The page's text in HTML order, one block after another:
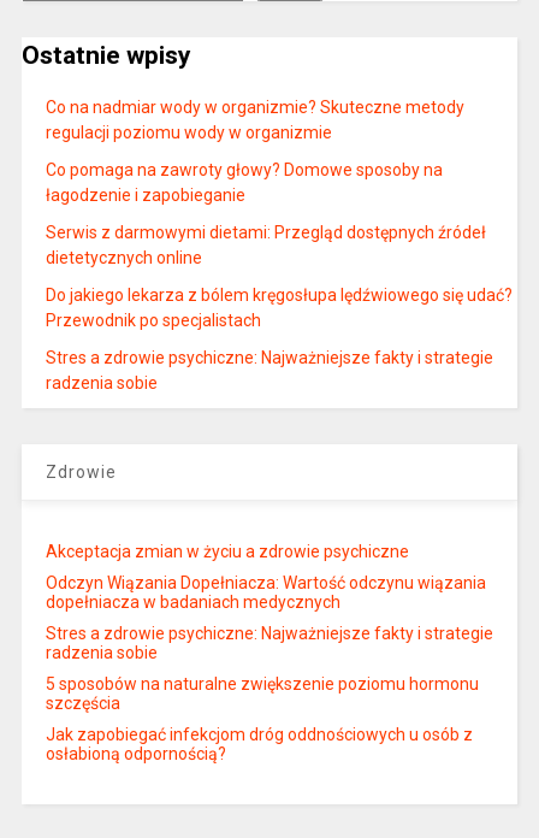
Ostatnie wpisy
Co na nadmiar wody w organizmie? Skuteczne metody
regulacji poziomu wody w organizmie
Co pomaga na zawroty głowy? Domowe sposoby na
łagodzenie i zapobieganie
Serwis z darmowymi dietami: Przegląd dostępnych źródeł
dietetycznych online
Do jakiego lekarza z bólem kręgosłupa lędźwiowego się udać?
Przewodnik po specjalistach
Stres a zdrowie psychiczne: Najważniejsze fakty i strategie
radzenia sobie
Zdrowie
Akceptacja zmian w życiu a zdrowie psychiczne
Odczyn Wiązania Dopełniacza: Wartość odczynu wiązania
dopełniacza w badaniach medycznych
Stres a zdrowie psychiczne: Najważniejsze fakty i strategie
radzenia sobie
5 sposobów na naturalne zwiększenie poziomu hormonu
szczęścia
Jak zapobiegać infekcjom dróg oddnościowych u osób z
osłabioną odpornością?